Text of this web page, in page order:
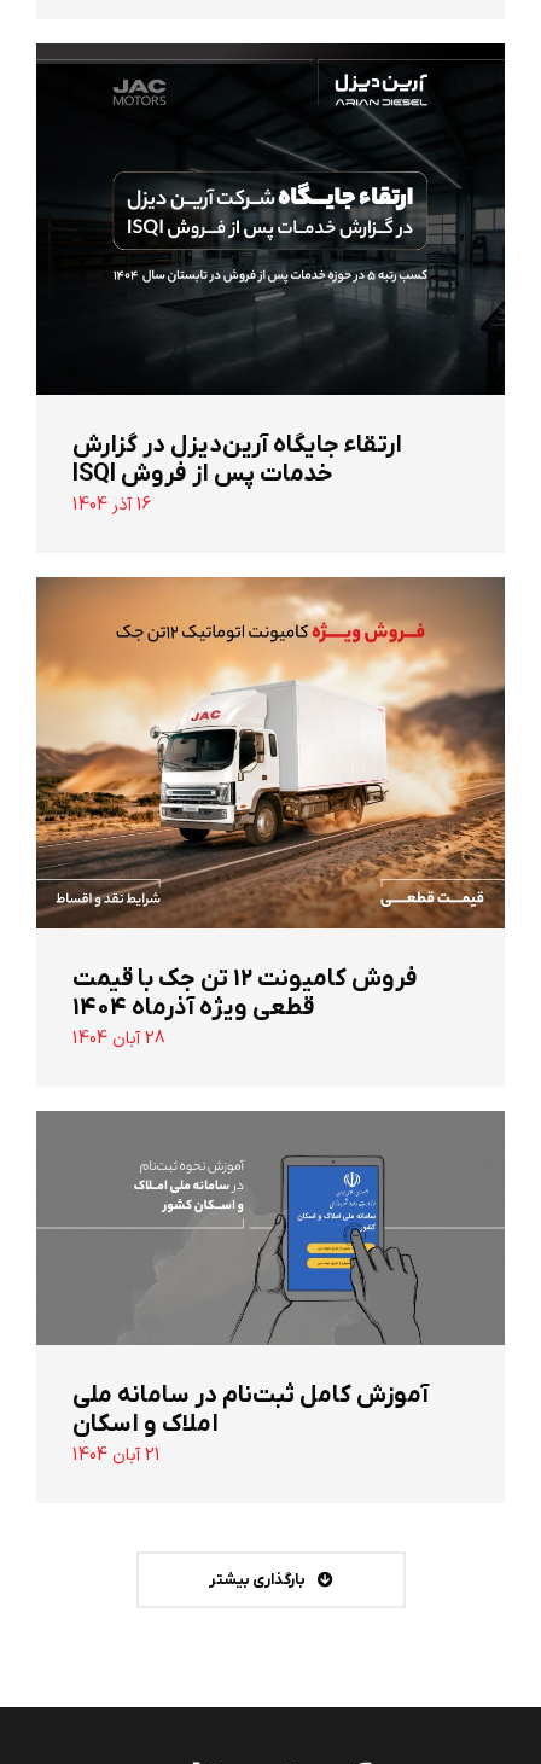
ارتقاء جایگاه آرین‌دیزل در گزارش
خدمات پس از فروش ISQI
16 آذر 1404
‌فروش کامیونت ۱۲ تن جک با قیمت
قطعی ویژه آذرماه ۱۴۰۴
28 آبان 1404
آموزش کامل ثبت‌نام در سامانه ملی
املاک و اسکان
21 آبان 1404
بارگذاری بیشتر